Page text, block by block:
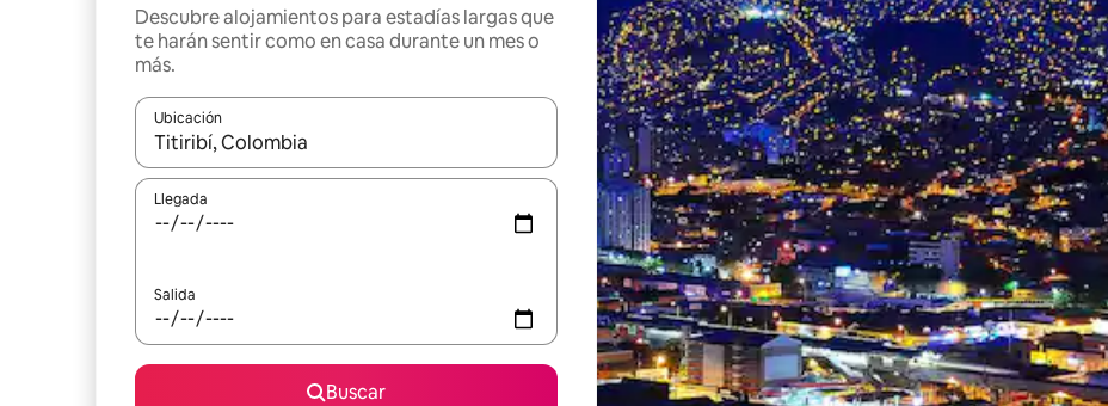
Descubre alojamientos para estadías largas que
te harán sentir como en casa durante un mes o
más.
Ubicación
Cuando los resultados estén disponibles, navega con las teclas de flecha hacia arriba y hacia abajo o explora con el tacto o
Llegada
Salida
Buscar